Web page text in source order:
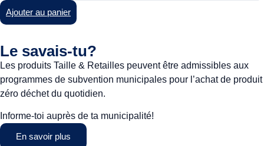
Ajouter au panier
Le savais-tu?
Les produits Taille & Retailles peuvent être admissibles aux
programmes de subvention municipales pour l’achat de produit
zéro déchet du quotidien.
Informe-toi auprès de ta municipalité!
En savoir plus